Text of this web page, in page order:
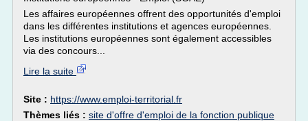
Les affaires européennes offrent des opportunités d'emploi
dans les différentes institutions et agences européennes.
Les institutions européennes sont également accessibles
via des concours...
Lire la suite
Site : https://www.emploi-territorial.fr
Thèmes liés : site d'offre d'emploi de la fonction publique